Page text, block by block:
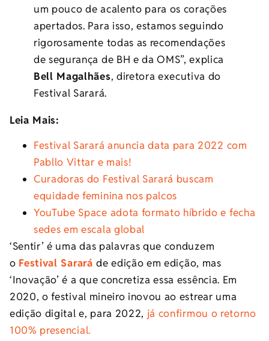
um pouco de acalento para os corações
apertados. Para isso, estamos seguindo
rigorosamente todas as recomendações
de segurança de BH e da OMS”, explica
Bell Magalhães, diretora executiva do
Festival Sarará.
Leia Mais:
Festival Sarará anuncia data para 2022 com
Pabllo Vittar e mais!
Curadoras do Festival Sarará buscam
equidade feminina nos palcos
YouTube Space adota formato híbrido e fecha
sedes em escala global
‘Sentir’ é uma das palavras que conduzem
o Festival Sarará de edição em edição, mas
‘Inovação’ é a que concretiza essa essência. Em
2020, o festival mineiro inovou ao estrear uma
edição digital e, para 2022, já confirmou o retorno
100% presencial.